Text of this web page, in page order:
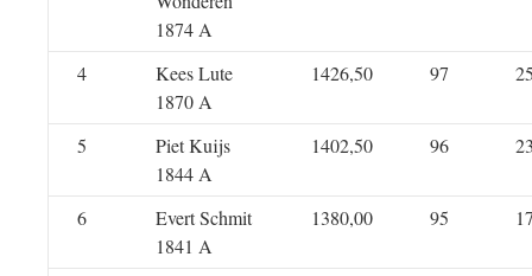
1874 A
4
Kees Lute
1870 A
1426,50 97
5
Piet Kuijs
1844 A
1402,50 96
6
Evert Schmit
1841 A
1380,00 95